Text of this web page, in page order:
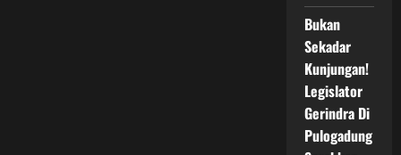
Bukan
Sekadar
Kunjungan!
Legislator
Gerindra Di
Pulogadung